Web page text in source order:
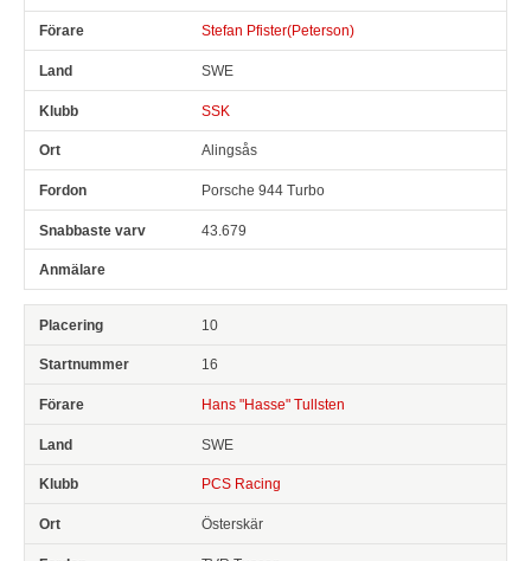
Stefan Pfister(Peterson)
SWE
SSK
Alingsås
Porsche 944 Turbo
43.679
10
16
Hans "Hasse" Tullsten
SWE
PCS Racing
Österskär